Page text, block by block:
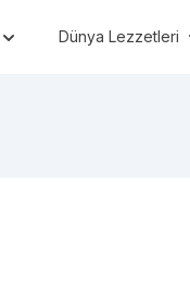
Dünya Lezzetleri